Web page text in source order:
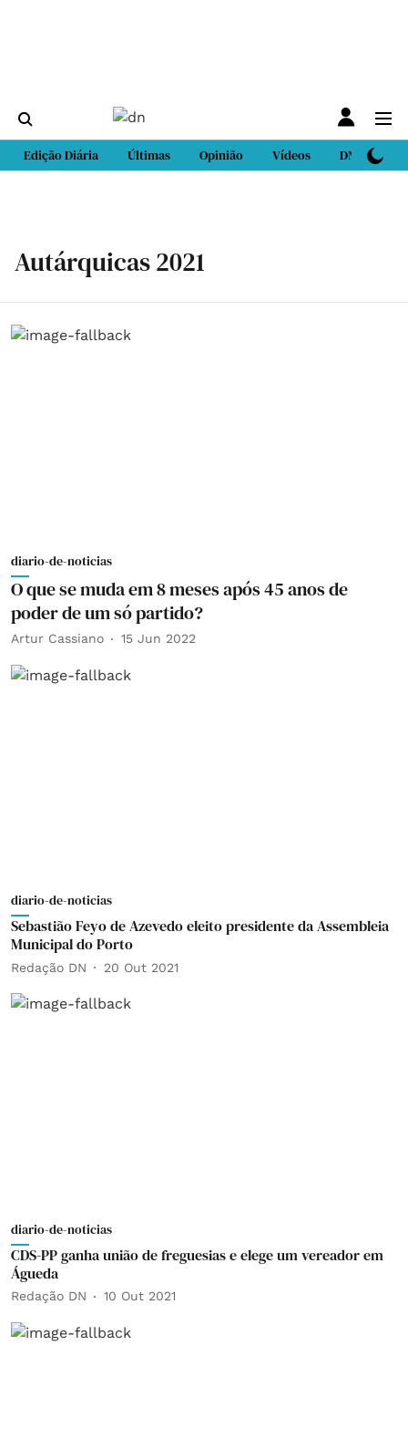
Edição Diária Últimas Opinião Vídeos DN Sport
Autárquicas 2021
diario-de-noticias
O que se muda em 8 meses após 45 anos de
poder de um só partido?
Artur Cassiano 15 Jun 2022
diario-de-noticias
Sebastião Feyo de Azevedo eleito presidente da Assembleia
Municipal do Porto
Redação DN 20 Out 2021
diario-de-noticias
CDS-PP ganha união de freguesias e elege um vereador em
Águeda
Redação DN 10 Out 2021